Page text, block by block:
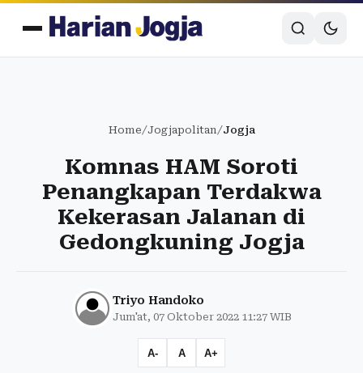
Home/Jogjapolitan/Jogja
Komnas HAM Soroti
Penangkapan Terdakwa
Kekerasan Jalanan di
Gedongkuning Jogja
Triyo Handoko
Jum'at, 07 Oktober 2022 11:27 WIB
A- A A+